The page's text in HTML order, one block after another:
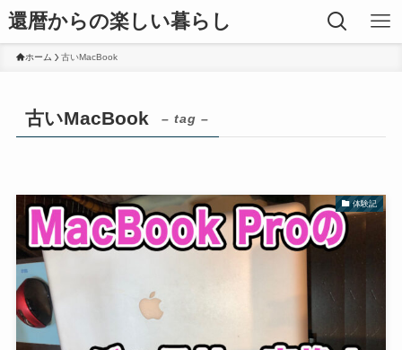
還暦からの楽しい暮らし
ホーム 古いMacBook
古いMacBook – tag –
体験記